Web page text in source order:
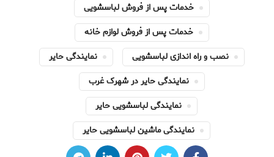
خدمات پس از فروش لباسشویی
خدمات پس از فروش لوازم خانه
نصب و راه اندازی لباسشویی
نمایندگی حایر
نمایندگی حایر در شهرک غرب
نمایندگی لباسشویی حایر
نمایندگی ماشین لباسشویی حایر